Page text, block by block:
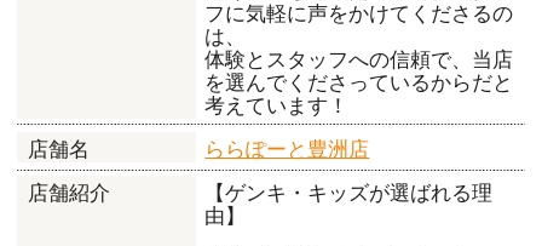
フに気軽に声をかけてくださるの
は、
体験とスタッフへの信頼で、当店
を選んでくださっているからだと
考えています！
店舗名
ららぽーと豊洲店
店舗紹介
【ゲンキ・キッズが選ばれる理
由】